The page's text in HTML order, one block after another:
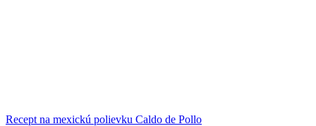
Recept na mexickú polievku Caldo de Pollo